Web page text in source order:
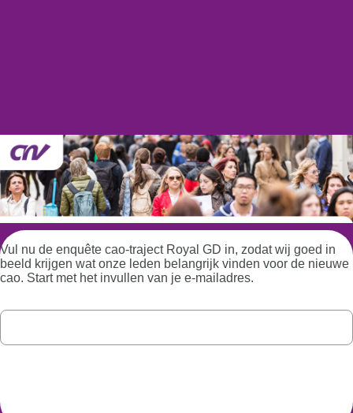
Vul nu de enquête cao-traject Royal GD in, zodat wij goed in
beeld krijgen wat onze leden belangrijk vinden voor de nieuwe
cao. Start met het invullen van je e-mailadres.